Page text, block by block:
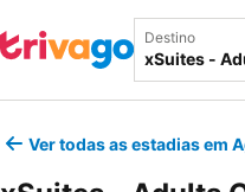
Destino
Ver todas as estadias em